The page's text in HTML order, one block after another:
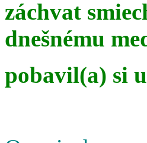
záchvat
dnešnému
pobavil(a) si